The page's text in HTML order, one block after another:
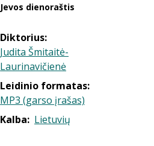
Jevos dienoraštis
Diktorius:
Judita Šmitaitė-
Laurinavičienė
Leidinio formatas:
MP3 (garso įrašas)
Kalba: Lietuvių